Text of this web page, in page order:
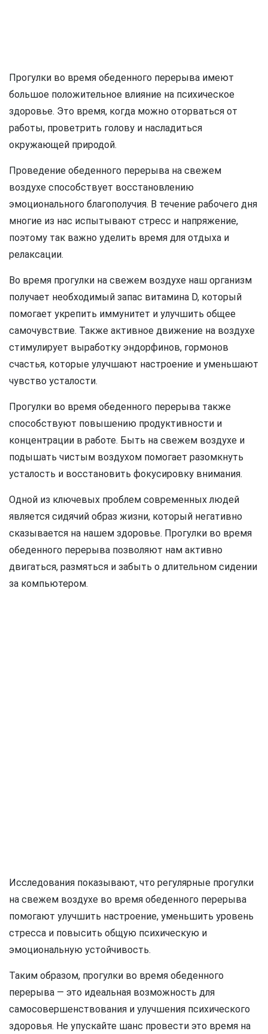
Прогулки во время обеденного перерыва имеют
большое положительное влияние на психическое
здоровье. Это время, когда можно оторваться от
работы, проветрить голову и насладиться
окружающей природой.
Проведение обеденного перерыва на свежем
воздухе способствует восстановлению
эмоционального благополучия. В течение рабочего дня
многие из нас испытывают стресс и напряжение,
поэтому так важно уделить время для отдыха и
релаксации.
Во время прогулки на свежем воздухе наш организм
получает необходимый запас витамина D, который
помогает укрепить иммунитет и улучшить общее
самочувствие. Также активное движение на воздухе
стимулирует выработку эндорфинов, гормонов
счастья, которые улучшают настроение и уменьшают
чувство усталости.
Прогулки во время обеденного перерыва также
способствуют повышению продуктивности и
концентрации в работе. Быть на свежем воздухе и
подышать чистым воздухом помогает разомкнуть
усталость и восстановить фокусировку внимания.
Одной из ключевых проблем современных людей
является сидячий образ жизни, который негативно
сказывается на нашем здоровье. Прогулки во время
обеденного перерыва позволяют нам активно
двигаться, размяться и забыть о длительном сидении
за компьютером.
Исследования показывают, что регулярные прогулки
на свежем воздухе во время обеденного перерыва
помогают улучшить настроение, уменьшить уровень
стресса и повысить общую психическую и
эмоциональную устойчивость.
Таким образом, прогулки во время обеденного
перерыва — это идеальная возможность для
самосовершенствования и улучшения психического
здоровья. Не упускайте шанс провести это время на